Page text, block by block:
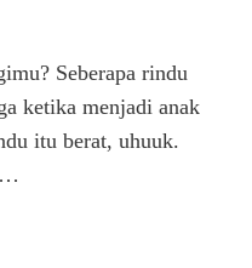
Seberapa rindu
ketika menjadi anak
itu berat, uhuuk.
…